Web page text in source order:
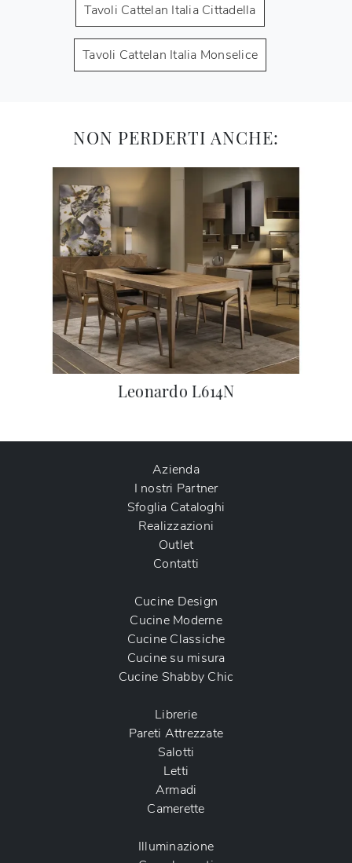
Tavoli Cattelan Italia Cittadella
Tavoli Cattelan Italia Monselice
NON PERDERTI ANCHE:
Leonardo L614N
Azienda
I nostri Partner
Sfoglia Cataloghi
Realizzazioni
Outlet
Contatti
Cucine Design
Cucine Moderne
Cucine Classiche
Cucine su misura
Cucine Shabby Chic
Librerie
Pareti Attrezzate
Salotti
Letti
Armadi
Camerette
Illuminazione